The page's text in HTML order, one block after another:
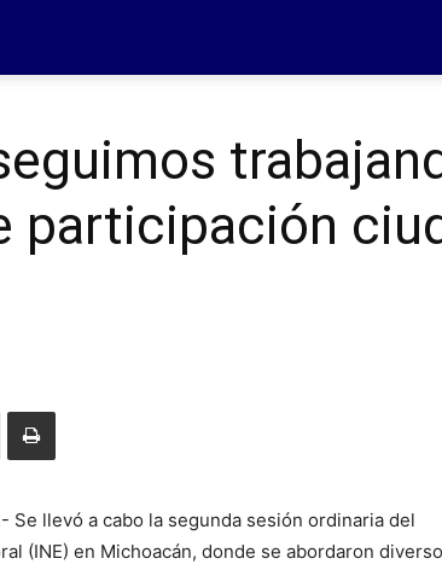
INFORMATIVO
participación
Se llevó a cabo la segunda sesión ordinaria del
(INE) en Michoacán, donde se abordaron